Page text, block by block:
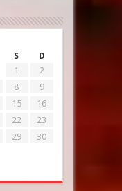
S D
1
2
8
9
15
16
22
23
29
30